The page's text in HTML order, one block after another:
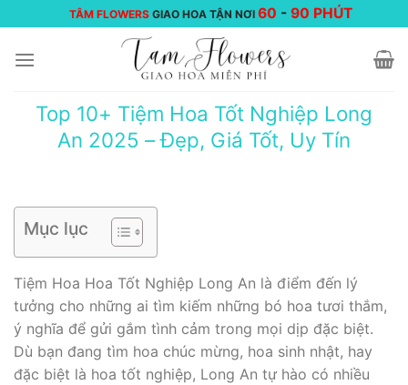
đến
nội
TÂM FLOWERS GIAO HOA TẬN NƠI 60 -90 PHÚT
Top 10+ Tiệm Hoa Tốt Nghiệp Long
An 2025 – Đẹp, Giá Tốt, Uy Tín
Mục lục
Tiệm Hoa Hoa Tốt Nghiệp Long An là điểm đến lý
tưởng cho những ai tìm kiếm những bó hoa tươi thắm,
ý nghĩa để gửi gắm tình cảm trong mọi dịp đặc biệt.
Dù bạn đang tìm hoa chúc mừng, hoa sinh nhật, hay
đặc biệt là hoa tốt nghiệp, Long An tự hào có nhiều